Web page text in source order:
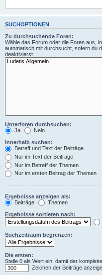
SUCHOPTIONEN
Zu durchsuchende Foren:
Wähle das Forum oder die Foren aus,
automatisch mit durchsucht, sofern du
deaktivierst.
Unterforen durchsuchen:
Ja
Nein
Innerhalb suchen:
Betreff und Text der Beiträge
Nur im Text der Beiträge
Nur im Betreff der Themen
Nur im ersten Beitrag der Themen
Ergebnisse anzeigen als:
Beiträge
Themen
Ergebnisse sortieren nach:
Suchzeitraum begrenzen:
Die ersten:
Stelle 0 als Wert ein, damit der
Zeichen der Beiträge